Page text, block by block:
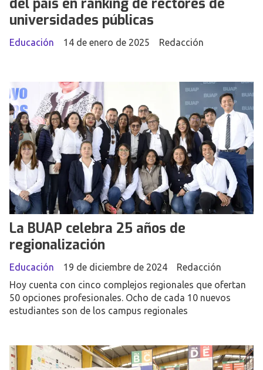
del país en ranking de rectores de
universidades públicas
Redacción
Educación 14 de enero de 2025
La BUAP celebra 25 años de
regionalización
Redacción
Educación
19 de diciembre de 2024
Hoy cuenta con cinco complejos regionales que ofertan
50 opciones profesionales. Ocho de cada 10 nuevos
estudiantes son de los campus regionales